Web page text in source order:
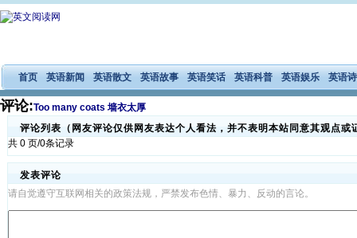
首页 英语新闻 英语散文 英语故事 英语笑话 英语科普 英语娱乐 英语
评论:Too many coats 墙衣太厚
评论列表（网友评论仅供网友表达个人看法，并不表明本站同意其观点或
共 0 页/0条记录
发表评论
请自觉遵守互联网相关的政策法规，严禁发布色情、暴力、反动的言论。